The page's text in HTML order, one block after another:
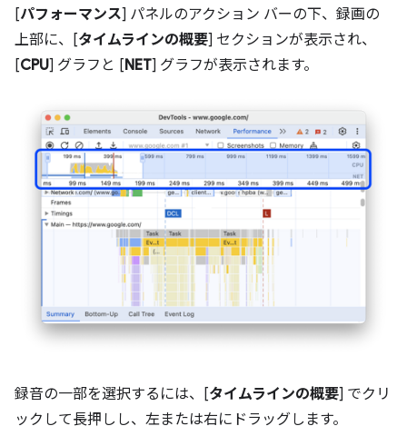
[パフォーマンス] パネルのアクション バーの下、録画の
上部に、[タイムラインの概要] セクションが表示され、
[CPU] グラフと [NET] グラフが表示されます。
録音の一部を選択するには、[タイムラインの概要] でクリ
ックして長押しし、左または右にドラッグします。